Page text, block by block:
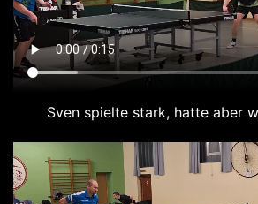
Sven spielte stark, hatte aber